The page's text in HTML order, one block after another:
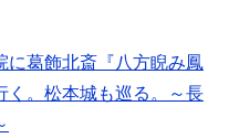
に葛飾北斎『八方睨み鳳
く。松本城も巡る。～長